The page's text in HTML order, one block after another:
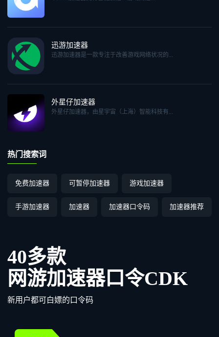
迅游加速器
迅游加速器是一款专注于改善游戏网络状况的...
外星仔加速器
外星仔加速器，由星宇宙（上海）智能科技有...
热门搜索词
免费加速器 可暂停加速器 游戏加速器
手游加速器 加速器 加速器口令码 加速器推荐
40多款
网游加速器口令CDK
新用户都可白嫖的口令码